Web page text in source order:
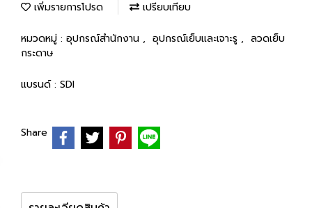
เพิ่มรายการโปรด เปรียบเทียบ
หมวดหมู่ : อุปกรณ์สำนักงาน , อุปกรณ์เย็บและเจาะรู , ลวดเย็บ
กระดาษ
แบรนด์ : SDI
Share